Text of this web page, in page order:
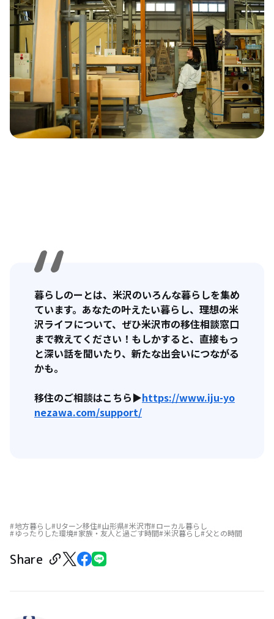
暮らしのーとは、米沢のいろんな暮らしを集め
ています。あなたの叶えたい暮らし、理想の米
沢ライフについて、ぜひ米沢市の移住相談窓口
まで教えてください！もしかすると、直接もっ
と深い話を聞いたり、新たな出会いにつながる
かも。
移住のご相談はこちら▶https://www.iju-yo
nezawa.com/support/
地方暮らし Uターン移住 山形県 米沢市 ローカル暮らし
ゆったりした環境 家族・友人と過ごす時間 米沢暮らし 父との時間
Share